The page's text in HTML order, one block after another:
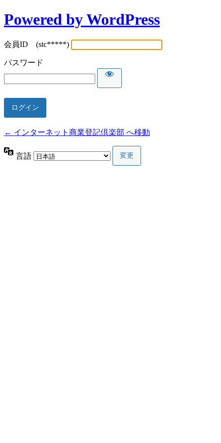
Powered by WordPress
会員ID (stc*****)
パスワード
← インターネット商業登記倶楽部 へ移動
言語